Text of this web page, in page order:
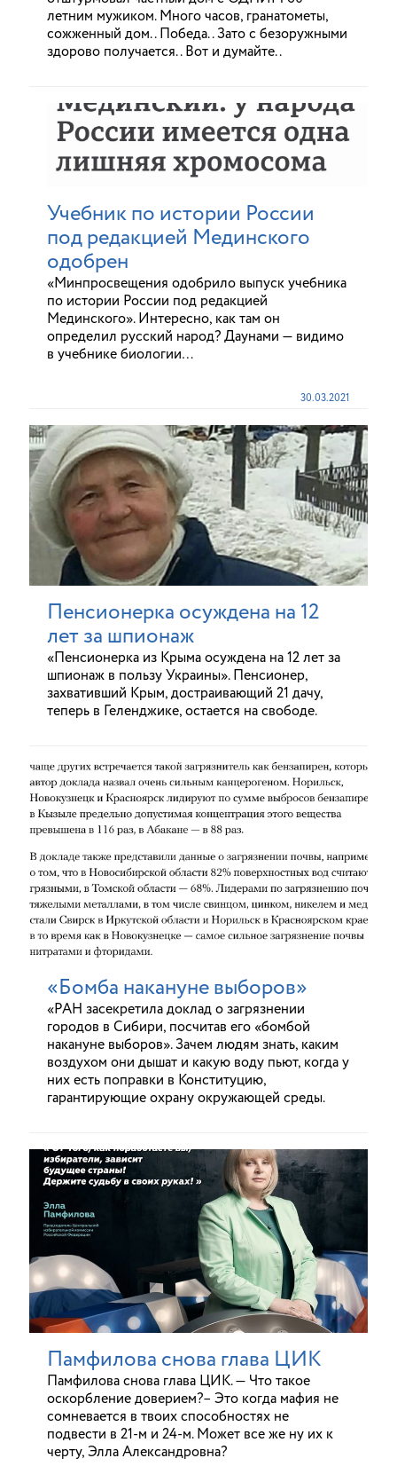
летним мужиком. Много часов, гранатометы,
сожженный дом.. Победа.. Зато с безоружными
здорово получается.. Вот и думайте..
Учебник по истории России
под редакцией Мединского
одобрен
«Минпросвещения одобрило выпуск учебника
по истории России под редакцией
Мединского». Интересно, как там он
определил русский народ? Даунами — видимо
в учебнике биологии…
30.03.2021
Пенсионерка осуждена на 12
лет за шпионаж
«Пенсионерка из Крыма осуждена на 12 лет за
шпионаж в пользу Украины». Пенсионер,
захвативший Крым, достраивающий 21 дачу,
теперь в Геленджике, остается на свободе.
«Бомба накануне выборов»
«РАН засекретила доклад о загрязнении
городов в Сибири, посчитав его «бомбой
накануне выборов». Зачем людям знать, каким
воздухом они дышат и какую воду пьют, когда у
них есть поправки в Конституцию,
гарантирующие охрану окружающей среды.
Памфилова снова глава ЦИК
Памфилова снова глава ЦИК. — Что такое
оскорбление доверием?– Это когда мафия не
сомневается в твоих способностях не
подвести в 21-м и 24-м. Может все же ну их к
черту, Элла Александровна?